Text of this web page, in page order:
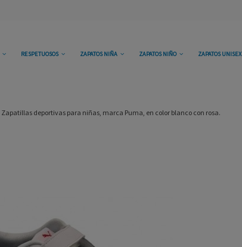
RESPETUOSOS ZAPATOS NIÑA ZAPATOS NIÑO ZAPATOS UNISEX
Zapatillas deportivas para niñas, marca Puma, en color blanco con rosa.